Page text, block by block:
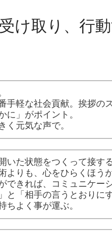
け取り、行
手軽な社会貢献。挨拶の
に」がポイント。
く元気な声で。
いた状態をつくって接す
よりも、心をひらくほう
できれば、コミュニケー
と「相手の言うとおりに
ちよく事が運ぶ。